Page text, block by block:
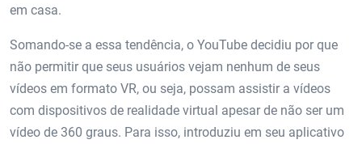
em casa.
Somando-se a essa tendência, o YouTube decidiu por que
não permitir que seus usuários vejam nenhum de seus
vídeos em formato VR, ou seja, possam assistir a vídeos
com dispositivos de realidade virtual apesar de não ser um
vídeo de 360 ​​graus. Para isso, introduziu em seu aplicativo